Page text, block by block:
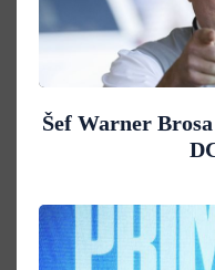
Šef Warner